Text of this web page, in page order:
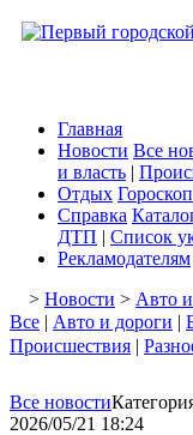
Главная
Новости Все
и власть |
Отдых Гороскоп
Справка
ДТП | Список
Рекламодателям
> Новости > Авто
Все | Авто и дороги |
Происшествия |
Все новости
2026/05/21 18:24